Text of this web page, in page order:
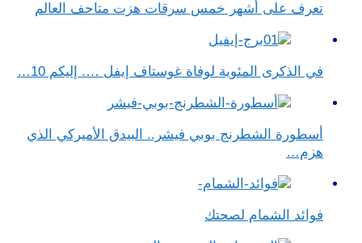
تعرف على أشهر خمس سرقات هزت متاحف العالم
في الذكرى المئوية لوفاة غوستاف إيفل …. إليكم 10…
أسطورة الشطرنج بوبي فيشر.. البيدق الأميركي الذي
هزم…
فوائد الشمام لصحتك